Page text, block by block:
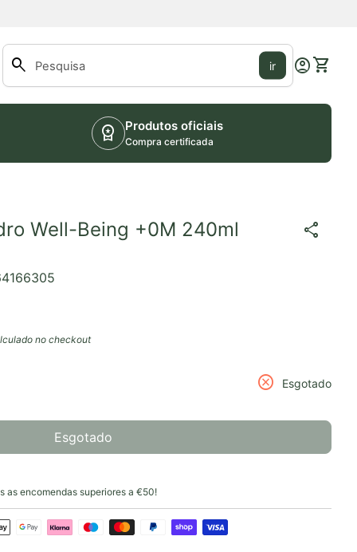
Pesquisar"
search ir Conta
account_circle Ver o
shopping_cart
workspace_premium Produtos oficiais
Compra certificada
Well-Being +0M 240ml share
no checkout
para
quantidade para cancel Esgotado
Esgotado
as encomendas superiores a €50!